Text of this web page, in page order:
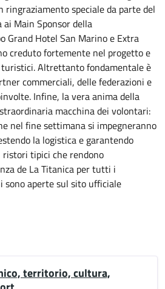
ringraziamento speciale da parte del
Main Sponsor della
Grand Hotel San Marino e Extra
creduto fortemente nel progetto e
Altrettanto fondamentale è
commerciali, delle federazioni e
Infine, la vera anima della
macchina dei volontari:
nel fine settimana si impegneranno
la logistica e garantendo
ristori tipici che rendono
de La Titanica per tutti i
sono aperte sul sito ufficiale
territorio, cultura,